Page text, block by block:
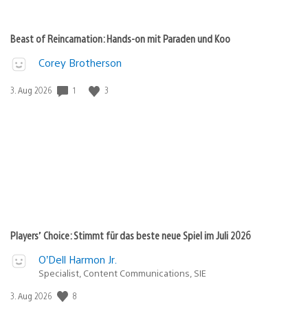
Beast of Reincarnation: Hands-on mit Paraden und Koo
Corey Brotherson
Veröffentlichungsdatum:
3. Aug 2026 1 3
Players’ Choice: Stimmt für das beste neue Spiel im Juli 2026
O’Dell Harmon Jr.
Specialist, Content Communications, SIE
Veröffentlichungsdatum:
3. Aug 2026 8